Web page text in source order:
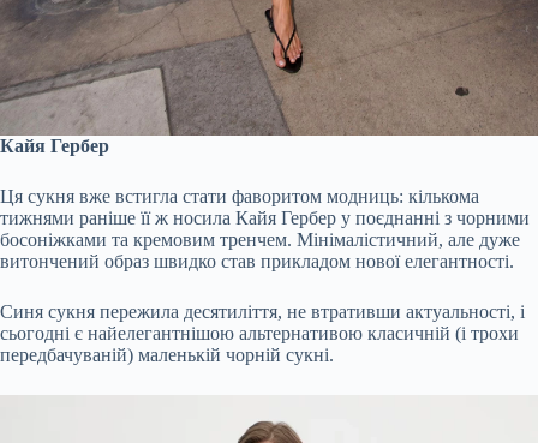
Кайя Гербер
Ця сукня вже встигла стати фаворитом модниць: кількома
тижнями раніше її ж носила Кайя Гербер у поєднанні з чорними
босоніжками та кремовим тренчем. Мінімалістичний, але дуже
витончений образ швидко став прикладом нової елегантності.
Синя сукня пережила десятиліття, не втративши актуальності, і
сьогодні є найелегантнішою альтернативою класичній (і трохи
передбачуваній) маленькій чорній сукні.